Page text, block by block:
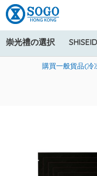
崇光禮の選択
美國運通
購買一般貨品(
寄送中國內地服務只